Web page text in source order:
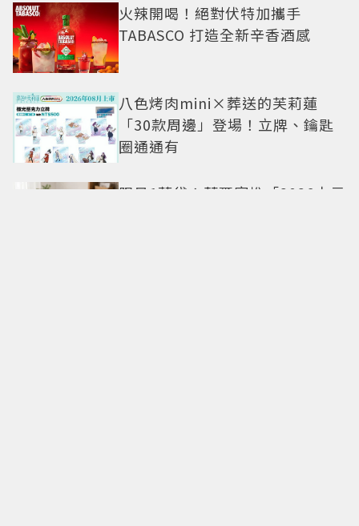
火辣開喝！絕對伏特加攜手
TABASCO 打造全新辛香酒感
八色烤肉mini×葬送的芙莉蓮
「30款周邊」登場！立牌、鑰匙
圈通通有
限量1萬袋！萊爾富推「2026中元